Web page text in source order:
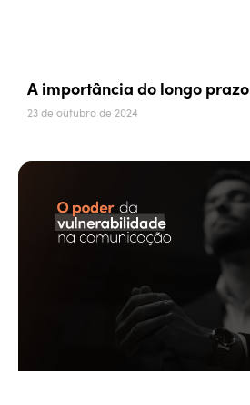
A importância do longo prazo
23 de outubro de 2024